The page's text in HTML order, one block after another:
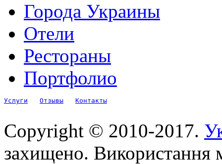
Города Украины
Отели
Рестораны
Портфолио
Услуги Отзывы Контакты
Copyright © 2010-2017.
захищено. Використання